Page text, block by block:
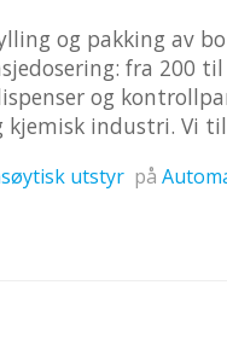
og pakking av
fra 200
og
kjemisk industri. Vi
utstyr på